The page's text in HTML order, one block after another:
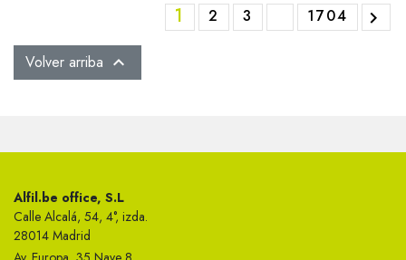
1 2 3 1704 
Volver arriba 
Alfil.be office, S.L
Calle Alcalá, 54, 4°, izda.
28014 Madrid